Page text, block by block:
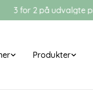
på udvalgte produkter
Produkter